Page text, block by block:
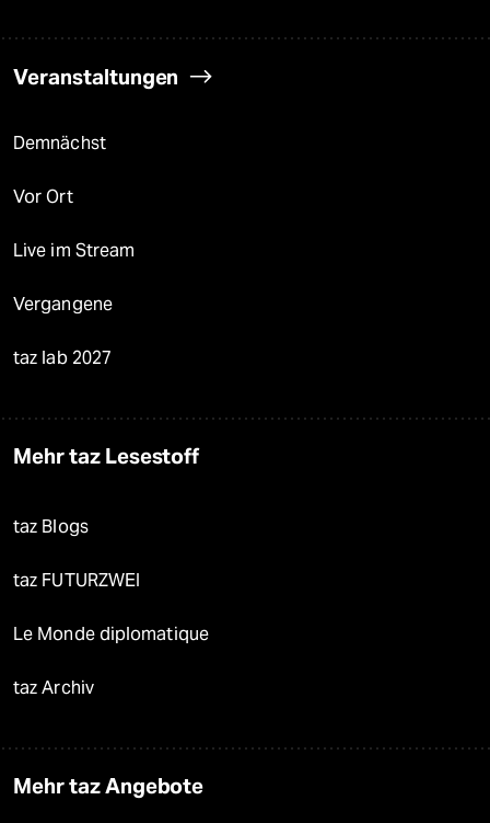
Veranstaltungen
Demnächst
Vor Ort
Live im Stream
Vergangene
taz lab 2027
Mehr taz Lesestoff
taz Blogs
taz FUTURZWEI
Le Monde diplomatique
taz Archiv
Mehr taz Angebote